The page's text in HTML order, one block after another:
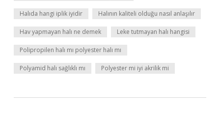
Halıda hangi iplik iyidir Halının kaliteli olduğu nasıl anlaşılır
Hav yapmayan halı ne demek Leke tutmayan halı hangisi
Polipropilen halı mı polyester halı mı
Polyamid halı sağlıklı mı Polyester mi iyi akrilik mi